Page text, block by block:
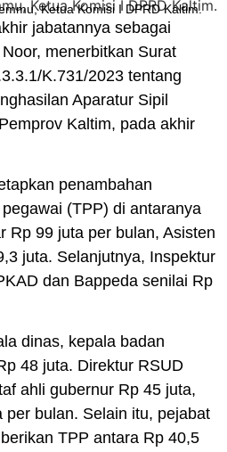
Ketua Komisi I DPRD Kaltim.
jabatannya sebagai
menerbitkan Surat
K.731/2023 tentang
Aparatur Sipil
Kaltim, pada akhir
penambahan
(TPP) di antaranya
Rp 99 juta per bulan, Asisten
juta. Selanjutnya, Inspektur
dan Bappeda senilai Rp
dinas, kepala badan
48 juta. Direktur RSUD
ahli gubernur Rp 45 juta,
per bulan. Selain itu, pejabat
TPP antara Rp 40,5